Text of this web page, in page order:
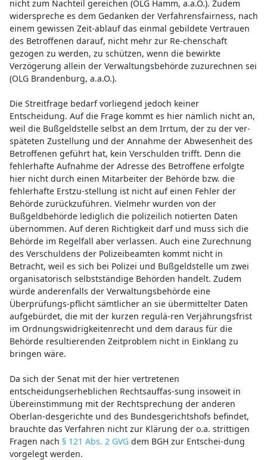
nicht zum Nachteil gereichen (OLG Hamm, a.a.O.). Zudem
widerspreche es dem Gedanken der Verfahrensfairness, nach
einem gewissen Zeit-ablauf das einmal gebildete Vertrauen
des Betroffenen darauf, nicht mehr zur Re-chenschaft
gezogen zu werden, zu schützen, wenn die bewirkte
Verzögerung allein der Verwaltungsbehörde zuzurechnen sei
(OLG Brandenburg, a.a.O.).
Die Streitfrage bedarf vorliegend jedoch keiner
Entscheidung. Auf die Frage kommt es hier nämlich nicht an,
weil die Bußgeldstelle selbst an dem Irrtum, der zu der ver-
späteten Zustellung und der Annahme der Abwesenheit des
Betroffenen geführt hat, kein Verschulden trifft. Denn die
fehlerhafte Aufnahme der Adresse des Betroffene erfolgte
hier nicht durch einen Mitarbeiter der Behörde bzw. die
fehlerhafte Erstzu-stellung ist nicht auf einen Fehler der
Behörde zurückzuführen. Vielmehr wurden von der
Bußgeldbehörde lediglich die polizeilich notierten Daten
übernommen. Auf deren Richtigkeit darf und muss sich die
Behörde im Regelfall aber verlassen. Auch eine Zurechnung
des Verschuldens der Polizeibeamten kommt nicht in
Betracht, weil es sich bei Polizei und Bußgeldstelle um zwei
organisatorisch selbstständige Behörden handelt. Zudem
würde anderenfalls der Verwaltungsbehörde eine
Überprüfungs-pflicht sämtlicher an sie übermittelter Daten
aufgebürdet, die mit der kurzen regulä-ren Verjährungsfrist
im Ordnungswidrigkeitenrecht und dem daraus für die
Behörde resultierenden Zeitproblem nicht in Einklang zu
bringen wäre.
Da sich der Senat mit der hier vertretenen
entscheidungserheblichen Rechtsauffas-sung insoweit in
Übereinstimmung mit der Rechtsprechung der anderen
Oberlan-desgerichte und des Bundesgerichtshofs befindet,
brauchte das Verfahren nicht zur Klärung der o.a. strittigen
Fragen nach § 121 Abs. 2 GVGdem BGH zur Entschei-dung
vorgelegt werden.